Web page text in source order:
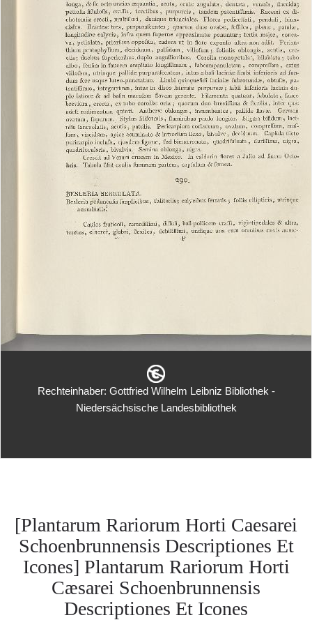
Rechteinhaber: Gottfried Wilhelm Leibniz Bibliothek -
Niedersächsische Landesbibliothek
[Plantarum Rariorum Horti Caesarei
Schoenbrunnensis Descriptiones Et
Icones] Plantarum Rariorum Horti
Cæsarei Schoenbrunnensis
Descriptiones Et Icones